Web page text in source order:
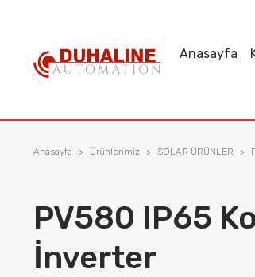
Anasayfa
Anasayfa Ürünlerimiz SOLAR ÜRÜNLER
PV580 IP65
İnverter